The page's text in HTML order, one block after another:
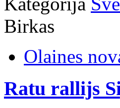
Birkas
Olaines
Ratu rallijs